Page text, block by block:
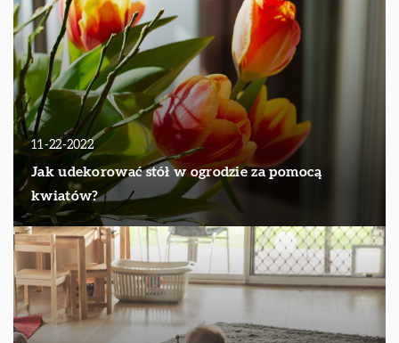
11-22-2022
Jak udekorować stół w ogrodzie za pomocą
kwiatów?